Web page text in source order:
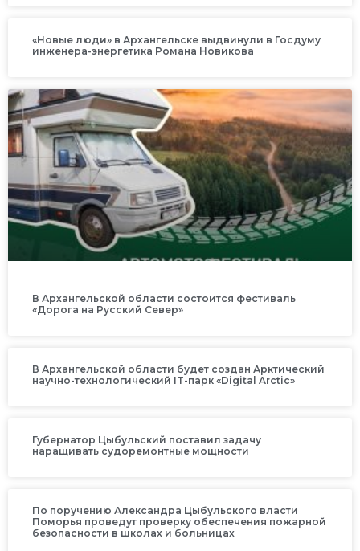
«Новые люди» в Архангельске выдвинули в Госдуму
инженера-энергетика Романа Новикова
В Архангельской области состоится фестиваль
«Дорога на Русский Север»
В Архангельской области будет создан Арктический
научно-технологический IT-парк «Digital Arctic»
Губернатор Цыбульский поставил задачу
наращивать судоремонтные мощности
По поручению Александра Цыбульского власти
Поморья проведут проверку обеспечения пожарной
безопасности в школах и больницах